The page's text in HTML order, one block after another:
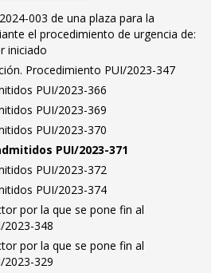
003 de una plaza para la
el procedimiento de urgencia de:
iniciado
Procedimiento PUI/2023-347
PUI/2023-366
PUI/2023-369
PUI/2023-370
PUI/2023-371
PUI/2023-372
PUI/2023-374
por la que se pone fin al
348
por la que se pone fin al
329